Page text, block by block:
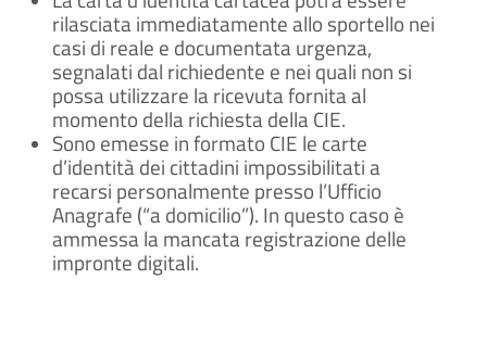
rilasciata immediatamente allo sportello nei
casi di reale e documentata urgenza,
segnalati dal richiedente e nei quali non si
possa utilizzare la ricevuta fornita al
momento della richiesta della CIE.
Sono emesse in formato CIE le carte
d’identità dei cittadini impossibilitati a
recarsi personalmente presso l’Ufficio
Anagrafe (“a domicilio”). In questo caso è
ammessa la mancata registrazione delle
impronte digitali.